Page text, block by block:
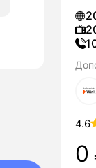
4.6
0